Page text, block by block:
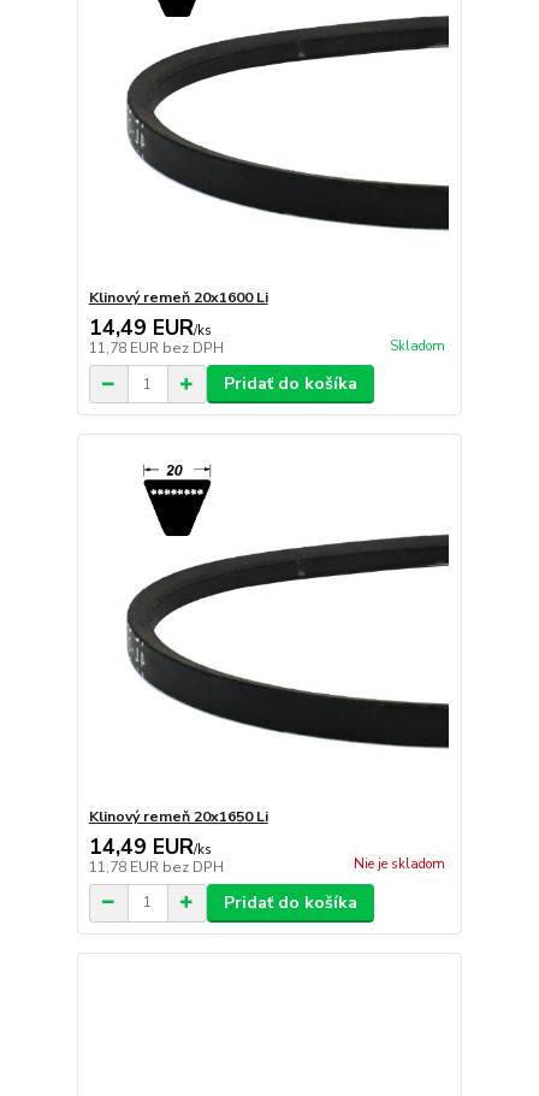
Klinový remeň 20x1600 Li
14,49 EUR/ks
11,78 EUR bez DPH Skladom
Pridať do košíka
Klinový remeň 20x1650 Li
14,49 EUR/ks
11,78 EUR bez DPH Nie je skladom
Pridať do košíka